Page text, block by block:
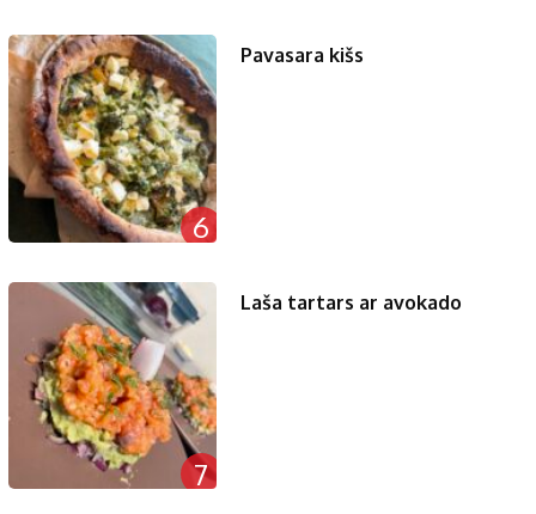
6
Pavasara kišs
7
Laša tartars ar avokado